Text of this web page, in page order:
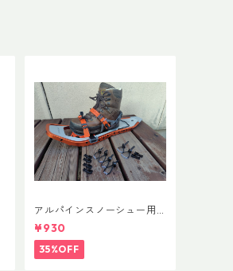
アルパインスノーシュー用
ストラップキャッチ(ペア)
¥930
35%OFF